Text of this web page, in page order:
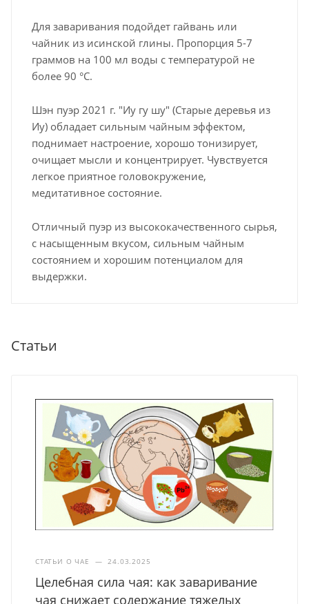
Для заваривания подойдет гайвань или
чайник из исинской глины. Пропорция 5-7
граммов на 100 мл воды с температурой не
более 90 °C.
Шэн пуэр 2021 г. "Иу гу шу" (Старые деревья из
Иу) обладает сильным чайным эффектом,
поднимает настроение, хорошо тонизирует,
очищает мысли и концентрирует. Чувствуется
легкое приятное головокружение,
медитативное состояние.
Отличный пуэр из высококачественного сырья,
с насыщенным вкусом, сильным чайным
состоянием и хорошим потенциалом для
выдержки.
Статьи
СТАТЬИ О ЧАЕ — 24.03.2025
Целебная сила чая: как заваривание
чая снижает содержание тяжелых